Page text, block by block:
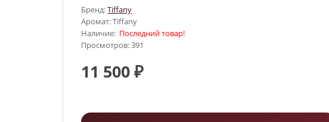
Бренд:Tiffany
Аромат: Tiffany
Наличие: Последний товар!
Просмотров: 391
11 500 ₽